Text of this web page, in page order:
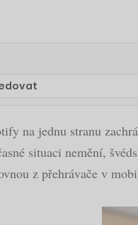
na jednu stranu
situaci nemění,
z přehrávače v